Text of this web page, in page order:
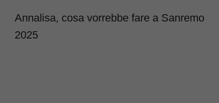
Annalisa, cosa vorrebbe fare a Sanremo
2025